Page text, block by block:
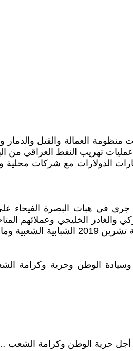
بهبة شعبية ضد حيتان ومليشيات منظومة
تهريب النفط العراقي
الدولارات مع شركات محلية
جرى في هبات البصرة الفيحاء
والغادر الخليجي وعملائهم
والسنية والقومية الكردية العنصرية والعربية الشوفينية التي
الوطن وحرية وكرامة
من أجل حرية الوطن وكرامة